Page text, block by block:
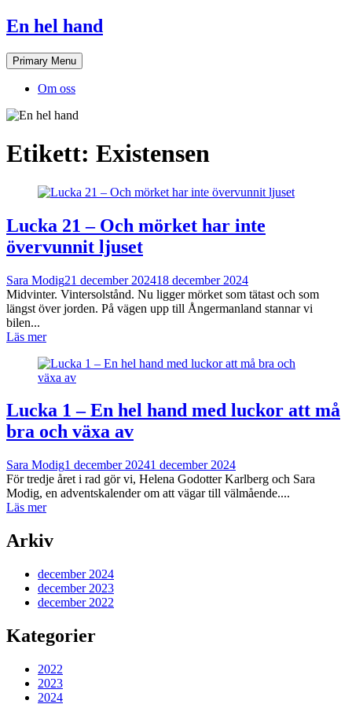
Skip
to
content
En hel hand
Primary Menu
Om oss
Etikett: Existensen
Lucka 21 – Och mörket har inte
övervunnit ljuset
Sara Modig21 december 202418 december 2024
Midvinter. Vintersolstånd. Nu ligger mörket som tätast och som
längst över jorden. På vägen upp till Ångermanland stannar vi
bilen...
Läs mer
Lucka 1 – En hel hand med luckor att må
bra och växa av
Sara Modig1 december 20241 december 2024
För tredje året i rad gör vi, Helena Godotter Karlberg och Sara
Modig, en adventskalender om att vägar till välmående....
Läs mer
Arkiv
december 2024
december 2023
december 2022
Kategorier
2022
2023
2024